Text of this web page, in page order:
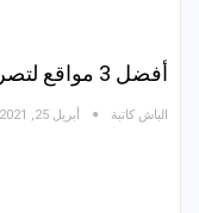
أفضل 3 مواقع لتصريف الأفعال العربية مجانًا اونلاين!
الباش كاتبة أبريل 25, 2021